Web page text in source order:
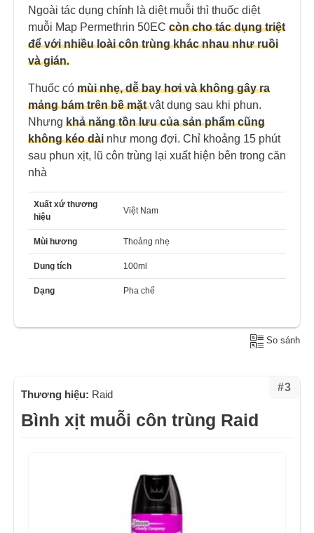
Ngoài tác dụng chính là diệt muỗi thì thuốc diệt
muỗi Map Permethrin 50EC còn cho tác dụng triệt
để với nhiều loài côn trùng khác nhau như ruồi
và gián.
Thuốc có mùi nhẹ, dễ bay hơi và không gây ra
mảng bám trên bề mặt vật dụng sau khi phun.
Nhưng khả năng tồn lưu của sản phẩm cũng
không kéo dài như mong đợi. Chỉ khoảng 15 phút
sau phun xịt, lũ côn trùng lại xuất hiện bên trong căn
nhà
Xuất xứ thương
hiệu
Việt Nam
Mùi hương Thoảng nhẹ
Dung tích 100ml
Dạng Pha chế
So sánh
#3
Thương hiệu: Raid
Bình xịt muỗi côn trùng Raid